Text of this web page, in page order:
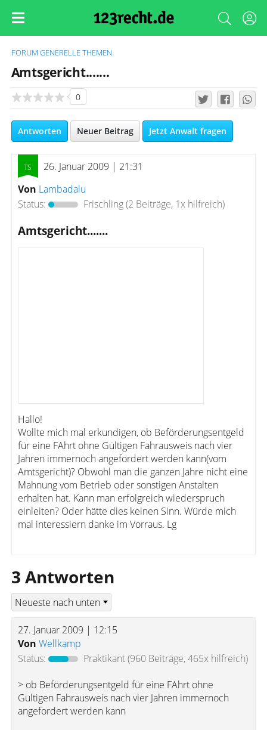
FORUM GENERELLE THEMEN
Amtsgericht.......
0
Antworten Neuer Beitrag Jetzt Anwalt fragen
26. Januar 2009 | 21:31
Von Lambadalu
Status:
Frischling(2 Beiträge, 1x hilfreich)
Amtsgericht.......
Hallo!
Wollte mich mal erkundigen, ob Beförderungsentgeld
für eine FAhrt ohne Gültigen Fahrausweis nach vier
Jahren immernoch angefordert werden kann(vom
Amtsgericht)? Obwohl man die ganzen Jahre nicht eine
Mahnung vom Betrieb oder sonstigen Anstalten
erhalten hat. Kann man erfolgreich wiederspruch
einleiten? Oder hätte dies keinen Sinn. Würde mich
mal interessiern danke im Vorraus. Lg
3 Antworten
27. Januar 2009 | 12:15
Von Wellkamp
Status:
Praktikant(960 Beiträge, 465x hilfreich)
> ob Beförderungsentgeld für eine FAhrt ohne
Gültigen Fahrausweis nach vier Jahren immernoch
angefordert werden kann